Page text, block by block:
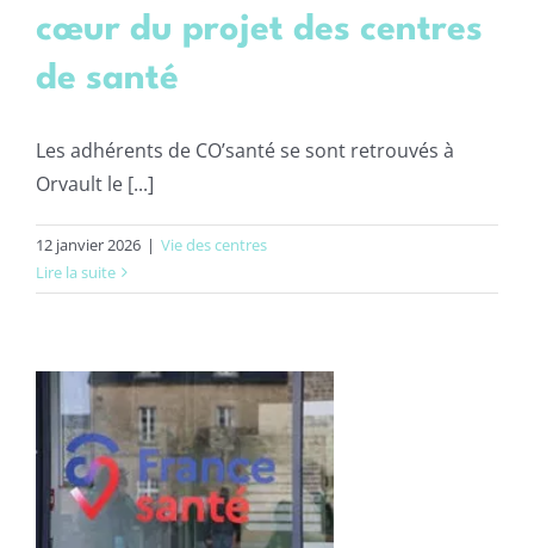
cœur du projet des centres
de santé
Les adhérents de CO’santé se sont retrouvés à
Orvault le [...]
12 janvier 2026 | Vie des centres
Lire la suite